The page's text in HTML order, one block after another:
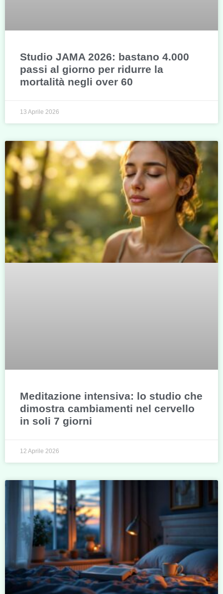
Studio JAMA 2026: bastano 4.000
passi al giorno per ridurre la
mortalità negli over 60
13 Aprile 2026
Meditazione intensiva: lo studio che
dimostra cambiamenti nel cervello
in soli 7 giorni
12 Aprile 2026